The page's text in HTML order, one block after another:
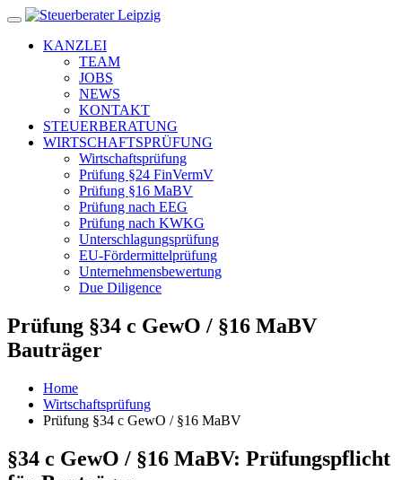
KANZLEI
TEAM
JOBS
NEWS
KONTAKT
STEUERBERATUNG
WIRTSCHAFTSPRÜFUNG
Wirtschaftsprüfung
Prüfung §24 FinVermV
Prüfung §16 MaBV
Prüfung nach EEG
Prüfung nach KWKG
Unterschlagungsprüfung
EU-Fördermittelprüfung
Unternehmensbewertung
Due Diligence
Prüfung §34 c GewO / §16 MaBV
Bauträger
Home
Wirtschaftsprüfung
Prüfung §34 c GewO / §16 MaBV
§34 c GewO / §16 MaBV: Prüfungspflicht